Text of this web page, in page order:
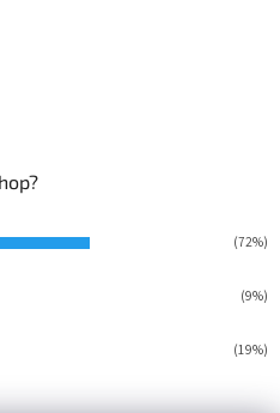
(72%)
(9%)
(19%)